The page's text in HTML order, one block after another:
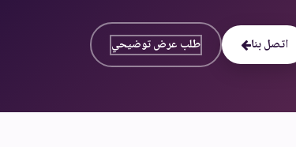
اتصل بنا طلب عرض توضيحي